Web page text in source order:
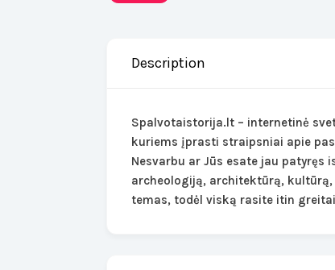
Description
Spalvotaistorija.lt – internetinė
kuriems įprasti straipsniai apie
Nesvarbu ar Jūs esate jau
archeologiją, architektūrą,
temas, todėl viską rasite itin